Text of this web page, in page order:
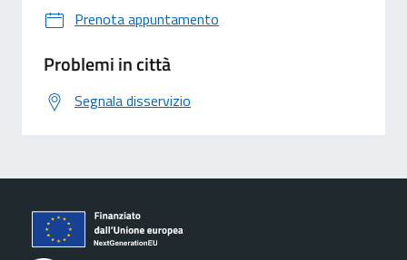
Prenota appuntamento
Problemi in città
Segnala disservizio